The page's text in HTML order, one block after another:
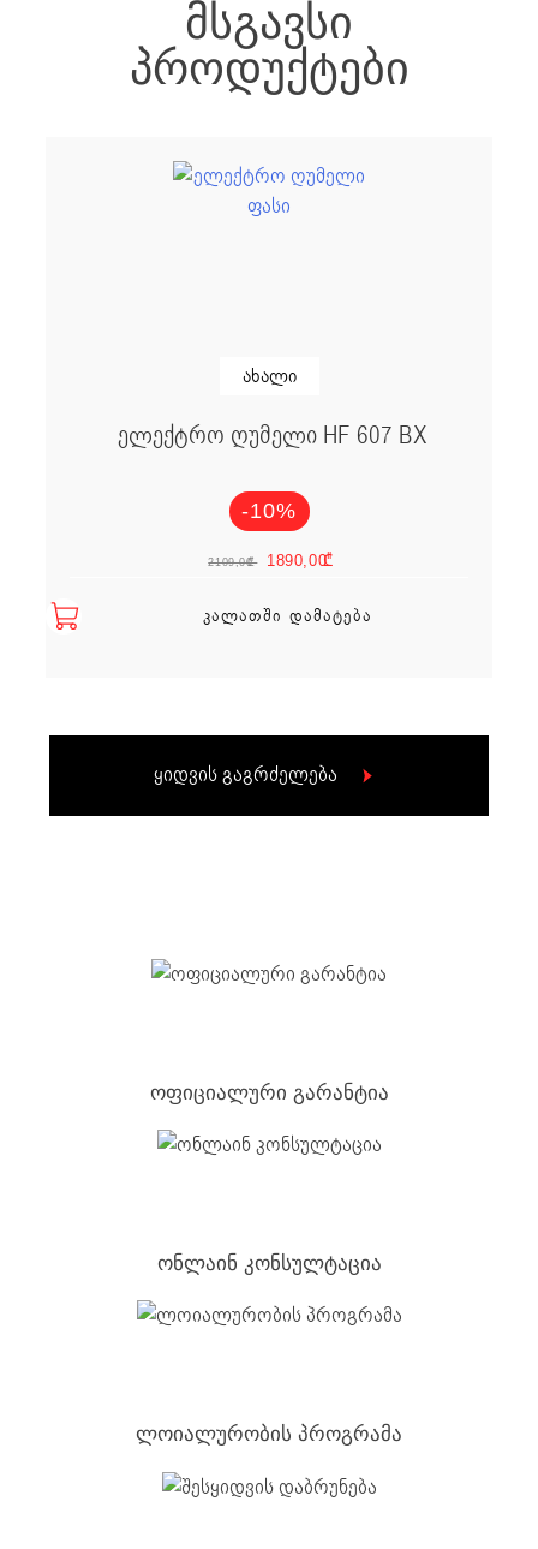
ᲛᲡᲒᲐᲕᲡᲘ
ᲞᲠᲝᲓᲣᲥᲢᲔᲑᲘ
ახალი
ელექტრო ღუმელი HF 607 BX
-10%
2109,00
₾ Original price
1890,00
₾Current
ᲙᲐᲚᲐᲗᲨᲘ ᲓᲐᲛᲐᲢᲔᲑᲐ
ყიდვის გაგრძელება
ოფიციალური გარანტია
ონლაინ კონსულტაცია
ლოიალურობის პროგრამა